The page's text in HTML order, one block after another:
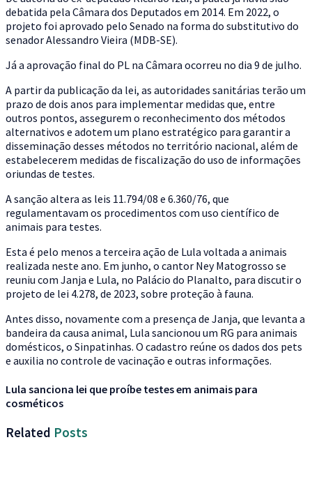
debatida pela Câmara dos Deputados em 2014. Em 2022, o
projeto foi aprovado pelo Senado na forma do substitutivo do
senador Alessandro Vieira (MDB-SE).
Já a aprovação final do PL na Câmara ocorreu no dia 9 de julho.
A partir da publicação da lei, as autoridades sanitárias terão um
prazo de dois anos para implementar medidas que, entre
outros pontos, assegurem o reconhecimento dos métodos
alternativos e adotem um plano estratégico para garantir a
disseminação desses métodos no território nacional, além de
estabelecerem medidas de fiscalização do uso de informações
oriundas de testes.
A sanção altera as leis 11.794/08 e 6.360/76, que
regulamentavam os procedimentos com uso científico de
animais para testes.
Esta é pelo menos a terceira ação de Lula voltada a animais
realizada neste ano. Em junho, o cantor Ney Matogrosso se
reuniu com Janja e Lula, no Palácio do Planalto, para discutir o
projeto de lei 4.278, de 2023, sobre proteção à fauna.
Antes disso, novamente com a presença de Janja, que levanta a
bandeira da causa animal, Lula sancionou um RG para animais
domésticos, o Sinpatinhas. O cadastro reúne os dados dos pets
e auxilia no controle de vacinação e outras informações.
Lula sanciona lei que proíbe testes em animais para
cosméticos
Related Posts